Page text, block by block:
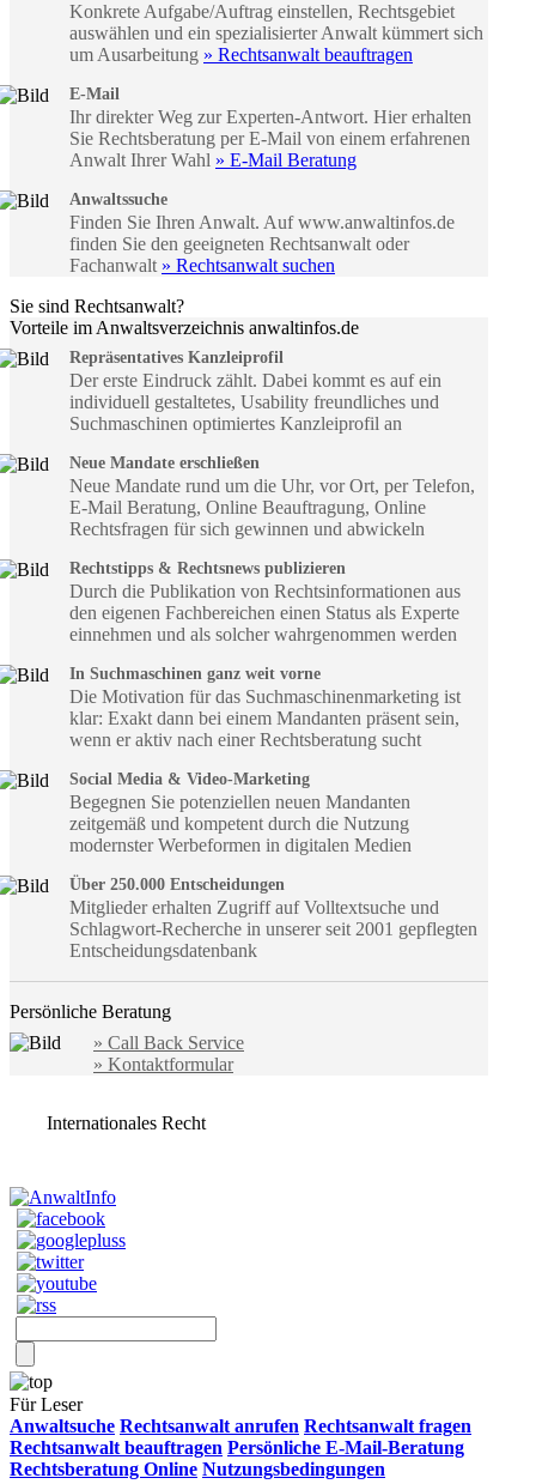
Konkrete Aufgabe/Auftrag einstellen, Rechtsgebiet
auswählen und ein spezialisierter Anwalt kümmert sich
um Ausarbeitung » Rechtsanwalt beauftragen
E-Mail
Ihr direkter Weg zur Experten-Antwort. Hier erhalten
Sie Rechtsberatung per E-Mail von einem erfahrenen
Anwalt Ihrer Wahl » E-Mail Beratung
Anwaltssuche
Finden Sie Ihren Anwalt. Auf www.anwaltinfos.de
finden Sie den geeigneten Rechtsanwalt oder
Fachanwalt » Rechtsanwalt suchen
Sie sind Rechtsanwalt?
Vorteile im Anwaltsverzeichnis anwaltinfos.de
Repräsentatives Kanzleiprofil
Der erste Eindruck zählt. Dabei kommt es auf ein
individuell gestaltetes, Usability freundliches und
Suchmaschinen optimiertes Kanzleiprofil an
Neue Mandate erschließen
Neue Mandate rund um die Uhr, vor Ort, per Telefon,
E-Mail Beratung, Online Beauftragung, Online
Rechtsfragen für sich gewinnen und abwickeln
Rechtstipps & Rechtsnews publizieren
Durch die Publikation von Rechtsinformationen aus
den eigenen Fachbereichen einen Status als Experte
einnehmen und als solcher wahrgenommen werden
In Suchmaschinen ganz weit vorne
Die Motivation für das Suchmaschinenmarketing ist
klar: Exakt dann bei einem Mandanten präsent sein,
wenn er aktiv nach einer Rechtsberatung sucht
Social Media & Video-Marketing
Begegnen Sie potenziellen neuen Mandanten
zeitgemäß und kompetent durch die Nutzung
modernster Werbeformen in digitalen Medien
Über 250.000 Entscheidungen
Mitglieder erhalten Zugriff auf Volltextsuche und
Schlagwort-Recherche in unserer seit 2001 gepflegten
Entscheidungsdatenbank
Persönliche Beratung
» Call Back Service
» Kontaktformular
Internationales Recht
Für Leser
Anwaltsuche Rechtsanwalt anrufen Rechtsanwalt fragen
Rechtsanwalt beauftragen Persönliche E-Mail-Beratung
Rechtsberatung Online Nutzungsbedingungen